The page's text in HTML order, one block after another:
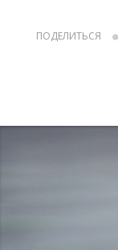
ПОДЕЛИТЬСЯ